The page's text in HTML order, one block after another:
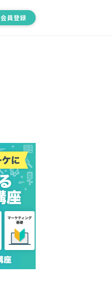
会員登録